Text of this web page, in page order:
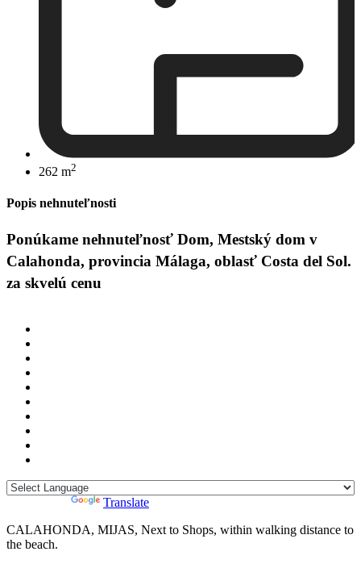
262 m2
Popis nehnuteľnosti
Ponúkame nehnuteľnosť Dom, Mestský dom v
Calahonda, provincia Málaga, oblasť Costa del Sol.
za skvelú cenu
Translate
CALAHONDA, MIJAS, Next to Shops, within walking distance to
the beach.